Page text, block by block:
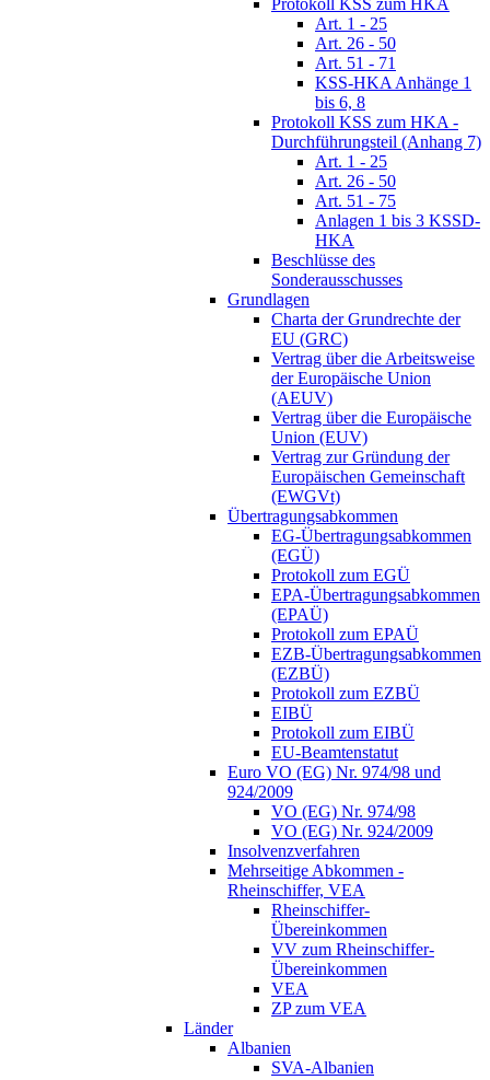
Art. 1 - 25
Art. 26 - 50
Art. 51 - 71
KSS-HKA Anhänge 1
bis 6, 8
Protokoll KSS zum HKA -
Durchführungsteil (Anhang 7)
Art. 1 - 25
Art. 26 - 50
Art. 51 - 75
Anlagen 1 bis 3 KSSD-
HKA
Beschlüsse des
Sonderausschusses
Grundlagen
Charta der Grundrechte der
EU (GRC)
Vertrag über die Arbeitsweise
der Europäische Union
(AEUV)
Vertrag über die Europäische
Union (EUV)
Vertrag zur Gründung der
Europäischen Gemeinschaft
(EWGVt)
Übertragungsabkommen
EG-Übertragungsabkommen
(EGÜ)
Protokoll zum EGÜ
EPA-Übertragungsabkommen
(EPAÜ)
Protokoll zum EPAÜ
EZB-Übertragungsabkommen
(EZBÜ)
Protokoll zum EZBÜ
EIBÜ
Protokoll zum EIBÜ
EU-Beamtenstatut
Euro VO (EG) Nr. 974/98 und
924/2009
VO (EG) Nr. 974/98
VO (EG) Nr. 924/2009
Insolvenzverfahren
Mehrseitige Abkommen -
Rheinschiffer, VEA
Rheinschiffer-
Übereinkommen
VV zum Rheinschiffer-
Übereinkommen
VEA
ZP zum VEA
Länder
Albanien
SVA-Albanien